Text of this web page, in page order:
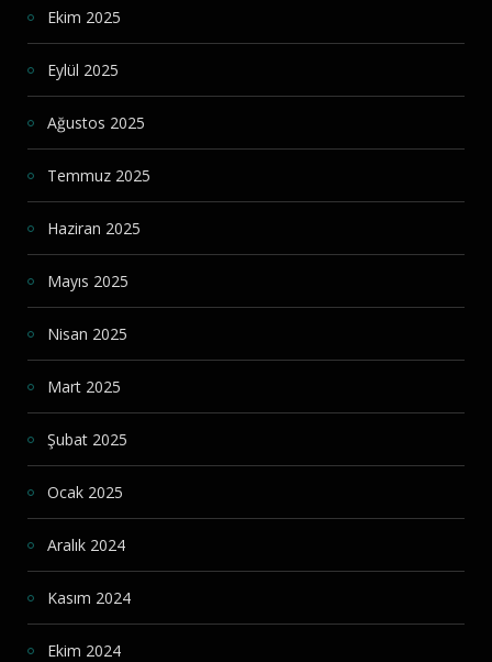
Ekim 2025
Eylül 2025
Ağustos 2025
Temmuz 2025
Haziran 2025
Mayıs 2025
Nisan 2025
Mart 2025
Şubat 2025
Ocak 2025
Aralık 2024
Kasım 2024
Ekim 2024